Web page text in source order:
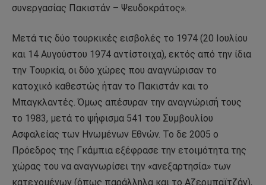
συνεργασίας Πακιστάν – Ψευδοκράτος».
Μετά τις δύο τουρκικές εισβολές το 1974 (20 Ιουλίου
και 14 Αυγούστου 1974 αντίστοιχα), εκτός από την ίδια
την Τουρκία, οι δύο χώρες που αναγνώρισαν το
κατοχικό καθεστώς ήταν το Πακιστάν και το
Μπαγκλαντές. Όμως απέσυραν την αναγνώρισή τους
το 1983, μετά το ψήφισμα 541 του Συμβουλίου
Ασφαλείας των Ηνωμένων Εθνών. Το δε 2005 ο
Πρόεδρος της Γκάμπια εξέφρασε την ετοιμότητα της
χώρας του να αναγνωρίσει την «ανεξαρτησία» των
κατεχομένων (όπως παράλληλα και το Αζερμπαϊτζάν),